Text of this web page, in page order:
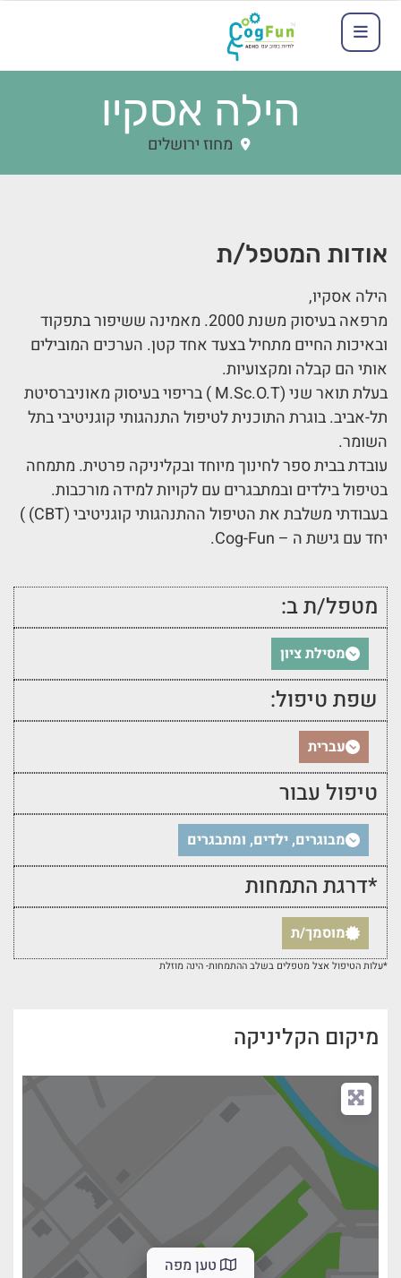
הילה אסקיו
מחוז ירושלים
אודות המטפל/ת
הילה אסקיו,
מרפאה בעיסוק משנת 2000. מאמינה ששיפור בתפקוד
ובאיכות החיים מתחיל בצעד אחד קטן. הערכים המובילים
אותי הם קבלה ומקצועיות.
בעלת תואר שני (M.Sc.O.T ) בריפוי בעיסוק מאוניברסיטת
תל-אביב. בוגרת התוכנית לטיפול התנהגותי קוגניטיבי בתל
השומר.
עובדת בבית ספר לחינוך מיוחד ובקליניקה פרטית. מתמחה
בטיפול בילדים ובמתבגרים עם לקויות למידה מורכבות.
בעבודתי משלבת את הטיפול ההתנהגותי קוגניטיבי (CBT) )
יחד עם גישת ה – Cog-Fun.
מטפל/ת ב:
מסילת ציון
שפת טיפול:
עברית
טיפול עבור
מבוגרים, ילדים, ומתבגרים
*דרגת התמחות
מוסמך/ת
*עלות הטיפול אצל מטפלים בשלב ההתמחות- הינה מוזלת
מיקום הקליניקה
טען מפה